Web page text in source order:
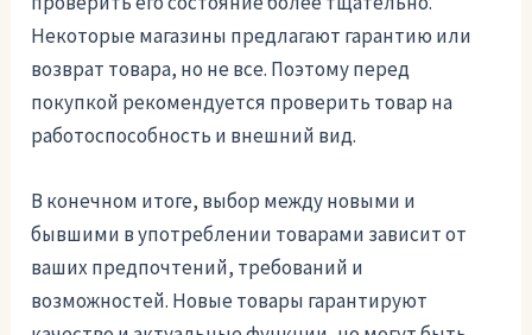
Некоторые магазины предлагают гарантию или
возврат товара, но не все. Поэтому перед
покупкой рекомендуется проверить товар на
работоспособность и внешний вид.
В конечном итоге, выбор между новыми и
бывшими в употреблении товарами зависит от
ваших предпочтений, требований и
возможностей. Новые товары гарантируют